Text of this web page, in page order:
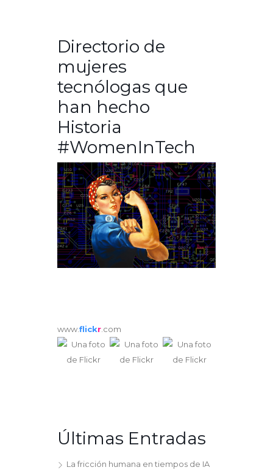
Directorio de
mujeres
tecnólogas que
han hecho
Historia
#WomenInTech
www.flickr.com
Últimas Entradas
La fricción humana en tiempos de IA